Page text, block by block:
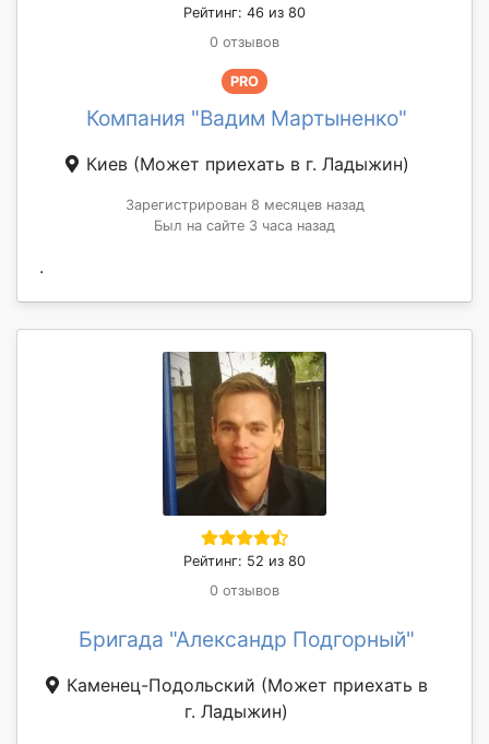
Рейтинг: 46 из 80
0 отзывов
PRO
Компания "Вадим Мартыненко"
Киев (Может приехать в г. Ладыжин)
Зарегистрирован 8 месяцев назад
Был на сайте 3 часа назад
.
Рейтинг: 52 из 80
0 отзывов
Бригада "Александр Подгорный"
Каменец-Подольский (Может приехать в
г. Ладыжин)